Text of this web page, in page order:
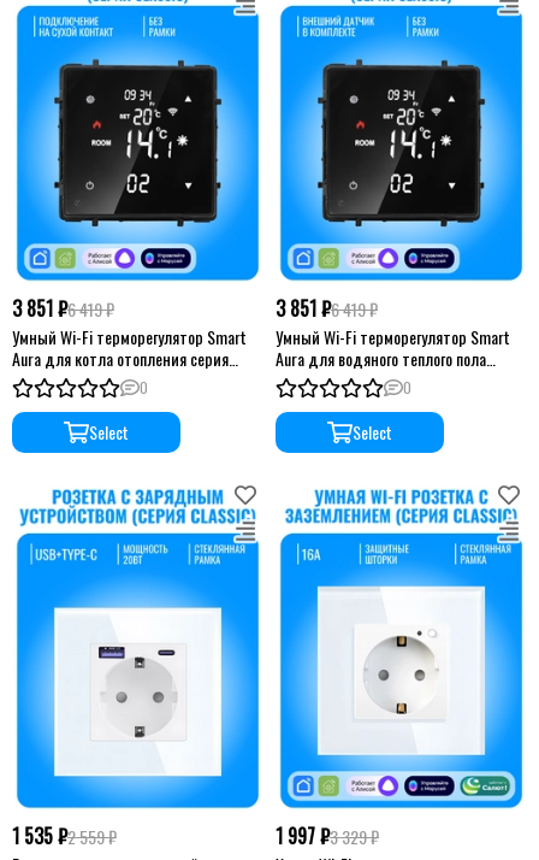
3 851 ₽6 419 ₽
Умный Wi-Fi терморегулятор Smart
Aura для котла отопления серия
Classic без рамки 0
Select
3 851 ₽6 419 ₽
Умный Wi-Fi терморегулятор Smart
Aura для водяного теплого пола
серия Classic без рамки
0
Select
1 535 ₽2 559 ₽
1 997 ₽3 329 ₽